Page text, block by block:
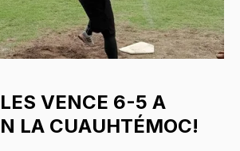
VENCE 6-5 A
LA CUAUHTÉMOC!